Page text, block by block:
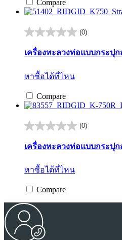
Compare
(0)
0.0
จาก
5
ดาว
เครื่องทะลวงท่อแบบกระปุก
หาซื้อได้ที่ไหน
Compare
(0)
0.0
จาก
5
ดาว
เครื่องทะลวงท่อแบบกระปุก
หาซื้อได้ที่ไหน
Compare